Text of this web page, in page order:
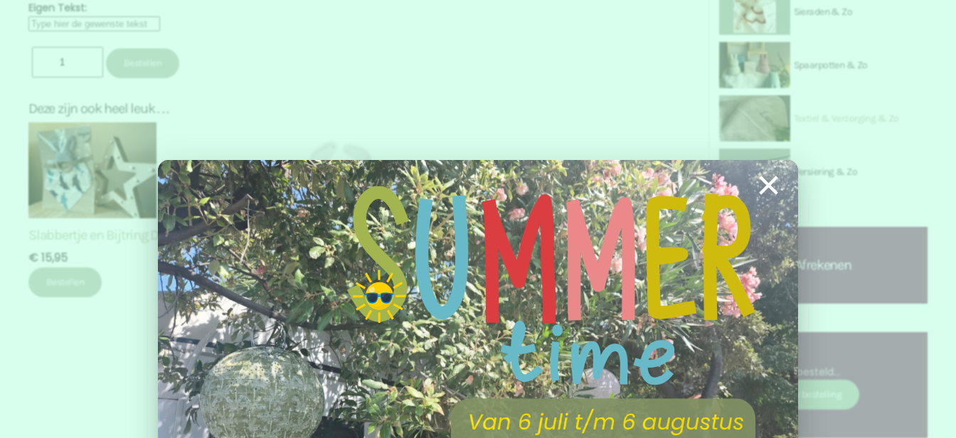
Eigen Tekst:
Deze zijn ook heel leuk . . .
Slabbertje en Bijtring Dolfijn
€ 15,95
Slabber Knoeipot - Wit
€ 9,95
Bestellen
Sieraden & Zo
Spaarpotten & Zo
Versiering & Zo
Afrekenen
Nog niets besteld...
×